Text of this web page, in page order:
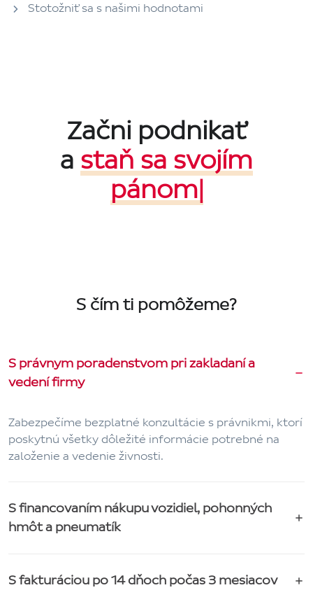
Stotožniť sa s našimi hodnotami
Začni podnikať
a staň sa svojím
pánom
S čím ti pomôžeme?
S právnym poradenstvom pri zakladaní a
vedení firmy
Zabezpečíme bezplatné konzultácie s právnikmi, ktorí
poskytnú všetky dôležité informácie potrebné na
založenie a vedenie živnosti.
S financovaním nákupu vozidiel, pohonných
hmôt a pneumatík
S fakturáciou po 14 dňoch počas 3 mesiacov